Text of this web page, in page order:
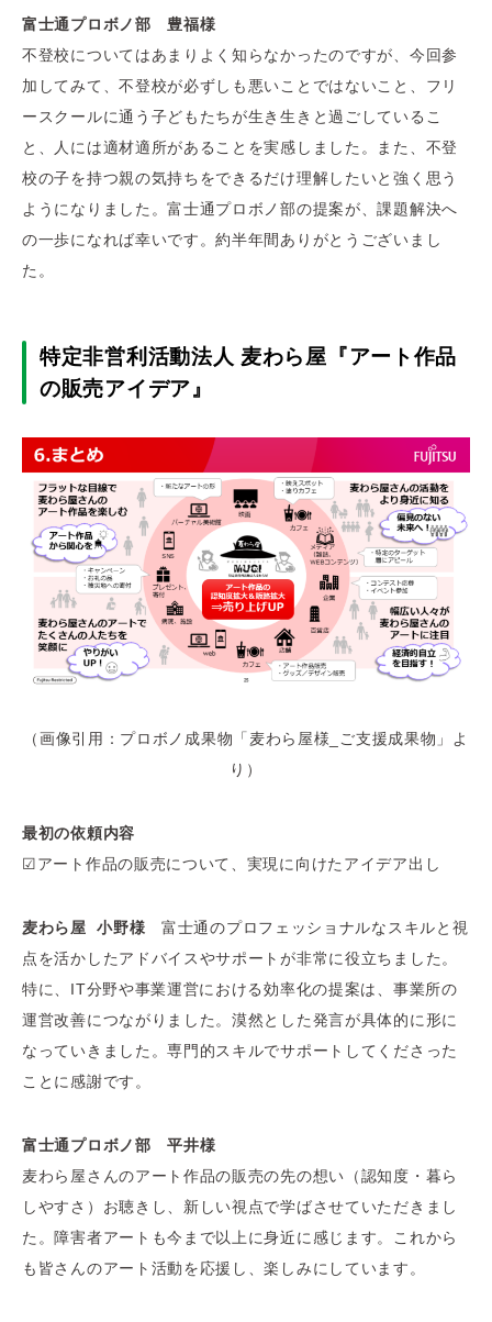
富士通プロボノ部 豊福様
不登校についてはあまりよく知らなかったのですが、今回参
加してみて、不登校が必ずしも悪いことではないこと、フリ
ースクールに通う子どもたちが生き生きと過ごしているこ
と、人には適材適所があることを実感しました。また、不登
校の子を持つ親の気持ちをできるだけ理解したいと強く思う
ようになりました。富士通プロボノ部の提案が、課題解決へ
の一歩になれば幸いです。約半年間ありがとうございまし
た。
特定非営利活動法人 麦わら屋『アート作品
の販売アイデア』
（画像引用：プロボノ成果物「麦わら屋様_ご支援成果物」よ
り）
最初の依頼内容
☑アート作品の販売について、実現に向けたアイデア出し
麦わら屋小野様富士通のプロフェッショナルなスキルと視
点を活かしたアドバイスやサポートが非常に役立ちました。
特に、IT分野や事業運営における効率化の提案は、事業所の
運営改善につながりました。漠然とした発言が具体的に形に
なっていきました。専門的スキルでサポートしてくださった
ことに感謝です。
富士通プロボノ部 平井様
麦わら屋さんのアート作品の販売の先の想い（認知度・暮ら
しやすさ）お聴きし、新しい視点で学ばさせていただきまし
た。障害者アートも今まで以上に身近に感じます。これから
も皆さんのアート活動を応援し、楽しみにしています。